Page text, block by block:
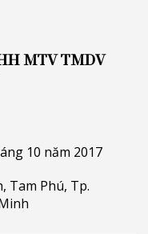
MTV TMDV
10 năm 2017
Tam Phú, Tp.